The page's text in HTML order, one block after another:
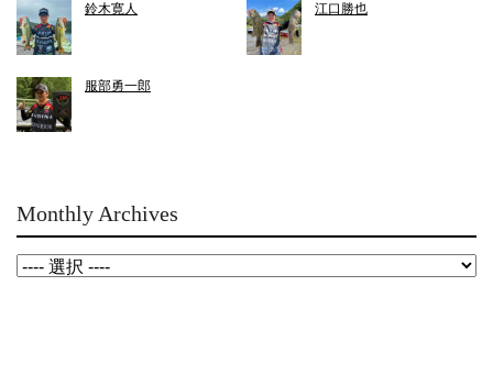
鈴木寛人 江口勝也
服部勇一郎
Monthly Archives